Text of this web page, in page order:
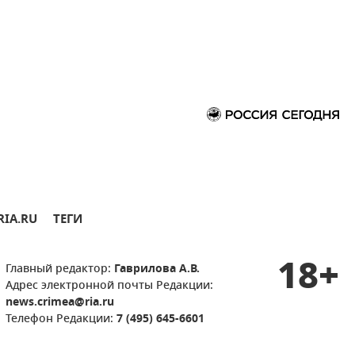
ТЕГИ
Главный редактор: Гаврилова А.В.
Адрес электронной почты Редакции:
news.crimea@ria.ru
Телефон Редакции: 7 (495) 645-6601
18+